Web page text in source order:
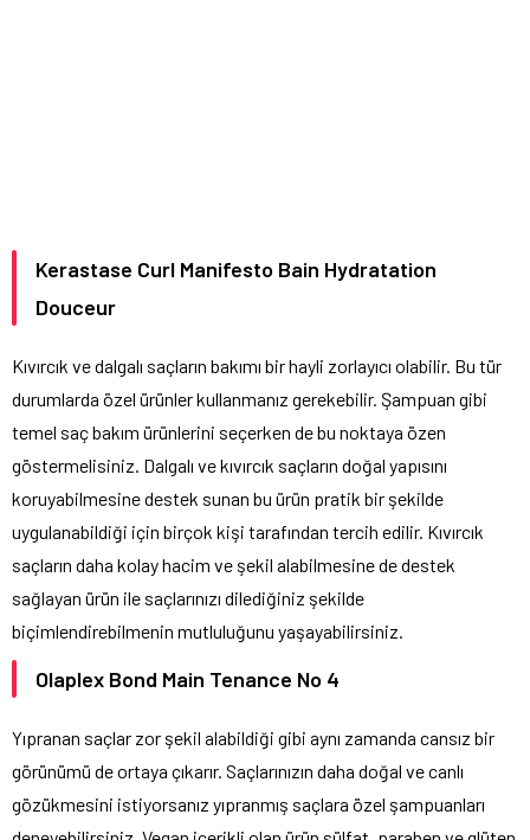
Kerastase Curl Manifesto Bain Hydratation
Douceur
Kıvırcık ve dalgalı saçların bakımı bir hayli zorlayıcı olabilir. Bu tür
durumlarda özel ürünler kullanmanız gerekebilir. Şampuan gibi
temel saç bakım ürünlerini seçerken de bu noktaya özen
göstermelisiniz. Dalgalı ve kıvırcık saçların doğal yapısını
koruyabilmesine destek sunan bu ürün pratik bir şekilde
uygulanabildiği için birçok kişi tarafından tercih edilir. Kıvırcık
saçların daha kolay hacim ve şekil alabilmesine de destek
sağlayan ürün ile saçlarınızı dilediğiniz şekilde
biçimlendirebilmenin mutluluğunu yaşayabilirsiniz.
Olaplex Bond Main Tenance No 4
Yıpranan saçlar zor şekil alabildiği gibi aynı zamanda cansız bir
görünümü de ortaya çıkarır. Saçlarınızın daha doğal ve canlı
gözükmesini istiyorsanız yıpranmış saçlara özel şampuanları